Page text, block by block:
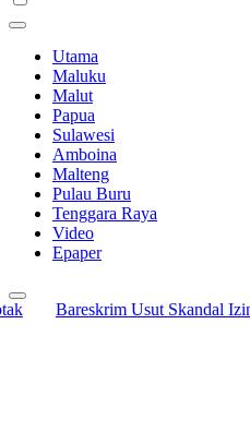
Utama
Maluku
Malut
Papua
Sulawesi
Amboina
Malteng
Pulau Buru
Tenggara Raya
Video
Epaper
Bareskrim Usut Skandal Izin